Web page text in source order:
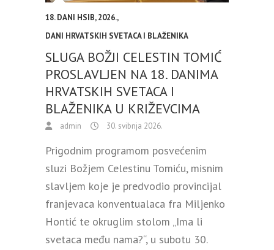
18. DANI HSIB,2026.,
DANI HRVATSKIH SVETACA I BLAŽENIKA
SLUGA BOŽJI CELESTIN TOMIĆ
PROSLAVLJEN NA 18. DANIMA
HRVATSKIH SVETACA I
BLAŽENIKA U KRIŽEVCIMA
admin 30. svibnja 2026.
Prigodnim programom posvećenim
sluzi Božjem Celestinu Tomiću, misnim
slavljem koje je predvodio provincijal
franjevaca konventualaca fra Miljenko
Hontić te okruglim stolom „Ima li
svetaca među nama?“, u subotu 30.